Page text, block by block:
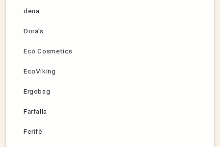
dëna
Dora’s
Eco Cosmetics
EcoViking
Ergobag
Farfalla
Ferifè